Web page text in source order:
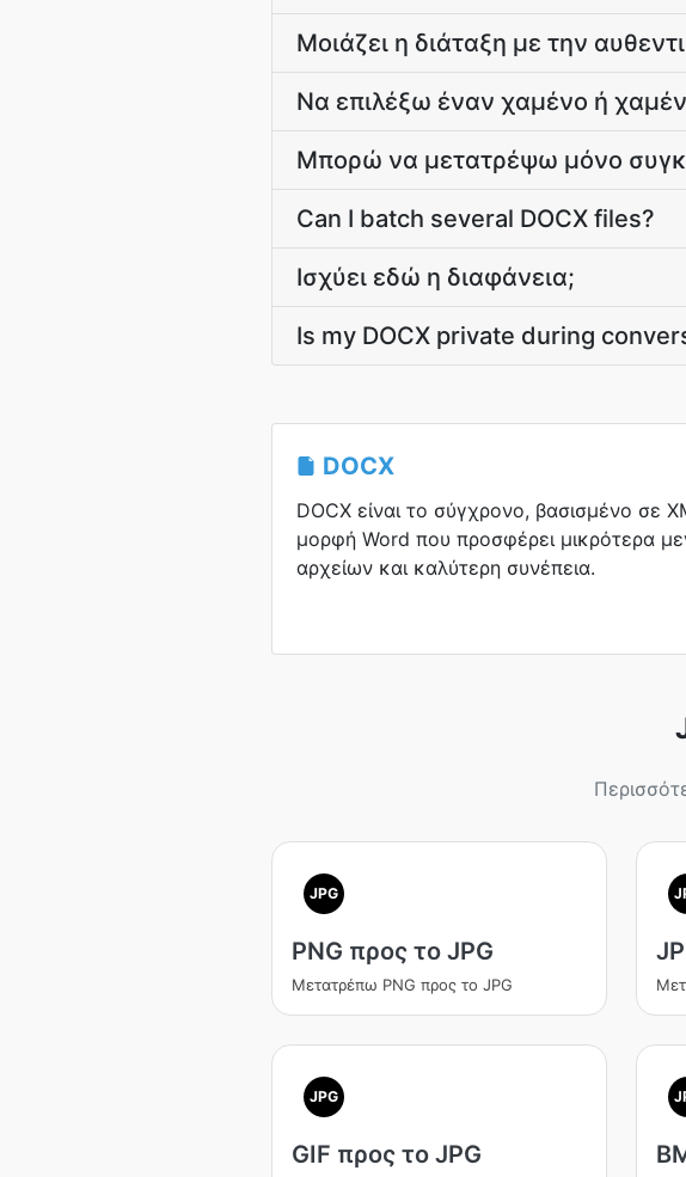
Μοιάζει η διάταξη με την
Να επιλέξω έναν χαμένο ή
Μπορώ να μετατρέψω μόνο
Can I batch several DOCX files?
Ισχύει εδώ η διαφάνεια;
Is my DOCX private during
DOCX
DOCX είναι το σύγχρονο, βασισμένο σε
μορφή Word που προσφέρει μικρότερα
αρχείων και καλύτερη συνέπεια.
JPG
PNG προς το JPG
Μετατρέπω PNG προς το JPG
JPG
GIF προς το JPG